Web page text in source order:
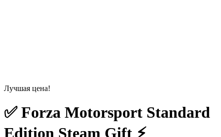
Лучшая цена!
✅ Forza Motorsport Standard
Edition Steam Gift ⚡